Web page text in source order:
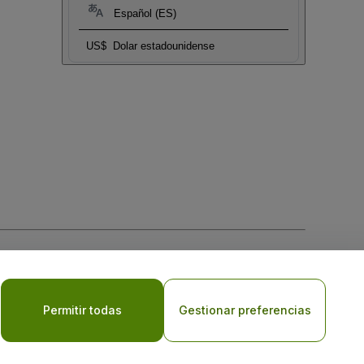
Español (ES)
US$ Dolar estadounidense
laPolítica de Privacidad para Móviles
Permitir todas Gestionar preferencias